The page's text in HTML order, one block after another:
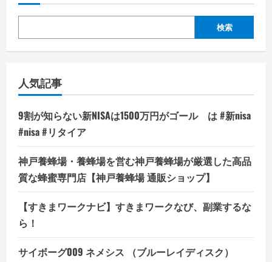
検索
人気記事
9割が知らない新NISAは1500万円がゴール は #新nisa
#nisa #リタイア
神戸養蜂場・養蜂場を営む神戸養蜂場が厳選した高品
質な蜂蜜専門店【神戸養蜂場 通販ショップ】
【すきまワークナビ】すきまワークなび、副業するな
ら！
サイボーグ009 ネメシス （ブルーレイディスク）